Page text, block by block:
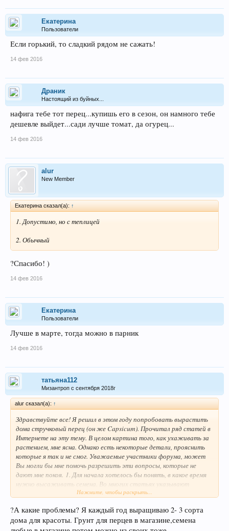
Екатерина
Пользователи
Если горький, то сладкий рядом не сажать!
14 фев 2016
Драник
Настоящий из буйных...
нафига тебе тот перец...купишь его в сезон, он намного тебе
дешевле выйдет...сади лучше томат, да огурец...
14 фев 2016
alur
New Member
Екатерина сказал(а): ↑
1. Допустимо, но с теплицей
2. Обычный
?Спасибо! )
14 фев 2016
Екатерина
Пользователи
Лучше в марте, тогда можно в парник
14 фев 2016
татьяна112
Мизантроп с сентября 2018г
alur сказал(а): ↑
Здравствуйте все! Я решил в этом году попробовать вырастить
дома стручковый перец (он же Capsicum). Прочитал ряд статей в
Интернете на эту тему. В целом картина того, как ухаживать за
растением, мне ясна. Однако есть некоторые детали, прояснить
которые я так и не смог. Уважаемые участники форума, может
Вы могли бы мне помочь разрешить эти вопросы, которые не
дают мне покоя. 1. Для начала хотелось бы понять, в какое время
нужно высаживать семена. Во многих статьях указывают
февраль. Я вот только опасаюсь - а не рановато ли это для нашего
февраля - уже допустимо?2. Второй вопрос, на который я тоже
никак не могу найти ответ, какой грунт нужно использовать для
Нажмите, чтобы раскрыть...
?А какие проблемы? Я каждый год выращиваю 2- 3 сорта
дома для красоты. Грунт для перцев в магазине,семена